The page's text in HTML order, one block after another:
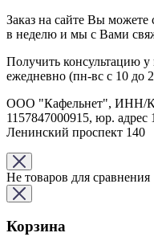
Заказ на сайте Вы можете
в неделю и мы с Вами
Получить консультацию
ежедневно (пн-вс с 10 до
ООО "Кафельнет", ИНН/
1157847000915, юр. адрес
Ленинский проспект 140
Не товаров для сравнения
Корзина